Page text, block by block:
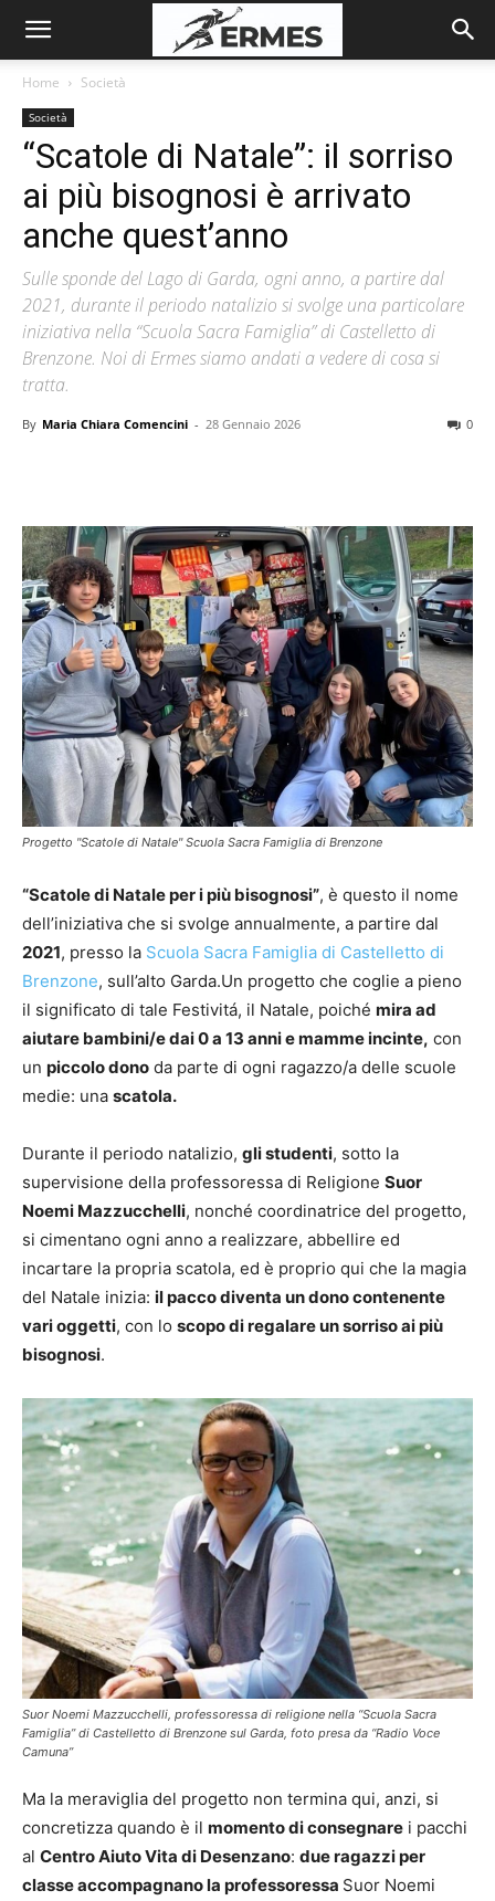
Home Società
Società
“Scatole di Natale”: il sorriso
ai più bisognosi è arrivato
anche quest’anno
Sulle sponde del Lago di Garda, ogni anno, a partire dal
2021, durante il periodo natalizio si svolge una particolare
iniziativa nella “Scuola Sacra Famiglia” di Castelletto di
Brenzone. Noi di Ermes siamo andati a vedere di cosa si
tratta.
By Maria Chiara Comencini - 28 Gennaio 2026 0
Progetto "Scatole di Natale" Scuola Sacra Famiglia di Brenzone
“Scatole di Natale per i più bisognosi”, è questo il nome
dell’iniziativa che si svolge annualmente, a partire dal
2021, presso la Scuola Sacra Famiglia di Castelletto di
Brenzone, sull’alto Garda.Un progetto che coglie a pieno
il significato di tale Festivitá, il Natale, poiché mira ad
aiutare bambini/e dai 0 a 13 anni e mamme incinte, con
un piccolo dono da parte di ogni ragazzo/a delle scuole
medie: una scatola.
Durante il periodo natalizio, gli studenti, sotto la
supervisione della professoressa di Religione Suor
Noemi Mazzucchelli, nonché coordinatrice del progetto,
si cimentano ogni anno a realizzare, abbellire ed
incartare la propria scatola, ed è proprio qui che la magia
del Natale inizia: il pacco diventa un dono contenente
vari oggetti, con lo scopo di regalare un sorriso ai più
bisognosi.
Suor Noemi Mazzucchelli, professoressa di religione nella “Scuola Sacra
Famiglia” di Castelletto di Brenzone sul Garda, foto presa da “Radio Voce
Camuna”
Ma la meraviglia del progetto non termina qui, anzi, si
concretizza quando è il momento di consegnare i pacchi
al Centro Aiuto Vita di Desenzano: due ragazzi per
classe accompagnano la professoressa Suor Noemi